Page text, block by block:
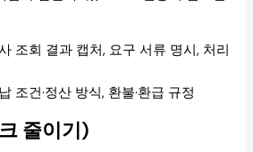
조회 결과 캡처, 요구 서류 명시, 처리
조건·정산 방식, 환불·환급 규정
줄이기)